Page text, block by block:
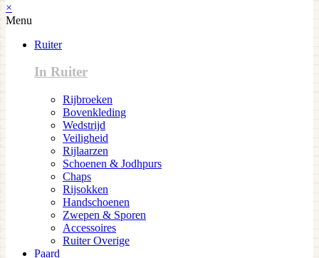
×
Menu
Ruiter
In Ruiter
Rijbroeken
Bovenkleding
Wedstrijd
Veiligheid
Rijlaarzen
Schoenen & Jodhpurs
Chaps
Rijsokken
Handschoenen
Zwepen & Sporen
Accessoires
Ruiter Overige
Paard